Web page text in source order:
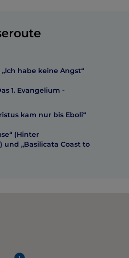
habe keine Angst“
1. Evangelium -
kam nur bis Eboli“
(Hinter
und „Basilicata Coast to